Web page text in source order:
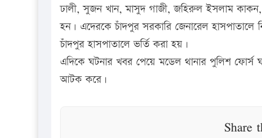
ঢালী, সুজন খান, মাসুদ গাজী, জহিরুল ইসলাম
হন। এদেরকে চাঁদপুর সরকারি জেনারেল
চাঁদপুর হাসপাতালে ভর্তি করা হয়।
এদিকে ঘটনার খবর পেয়ে মডেল থানার পুলিশ ফোর্স
আটক করে।
Share